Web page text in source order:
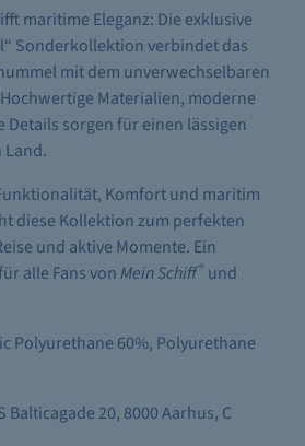
maritime Eleganz: Die exklusive
Sonderkollektion verbindet das
mit dem unverwechselbaren
Materialien, moderne
sorgen für einen lässigen
Land.
Komfort und maritim
diese Kollektion zum perfekten
und aktive Momente. Ein
alle Fans von Mein Schiff® und
Polyurethane 60%, Polyurethane
20, 8000 Aarhus, C